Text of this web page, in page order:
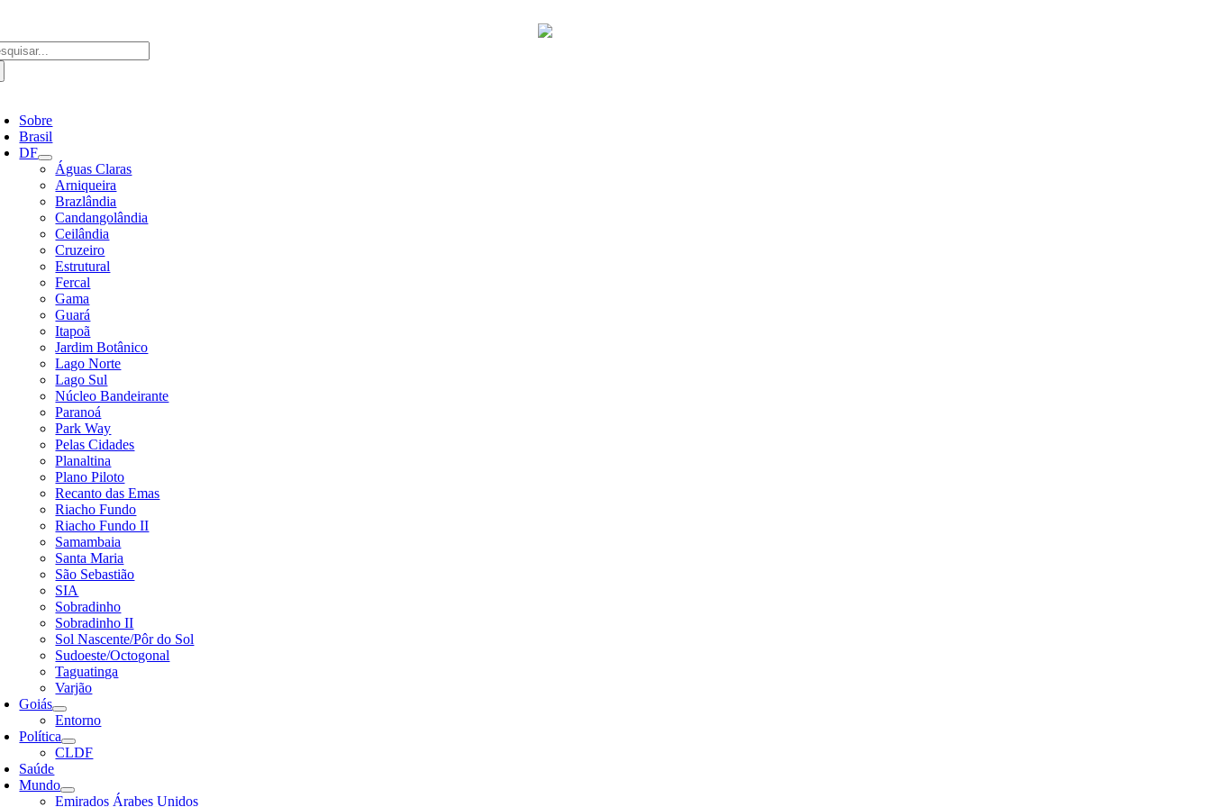
o
conteúdo
Sobre
Brasil
DF
Águas Claras
Arniqueira
Brazlândia
Candangolândia
Ceilândia
Cruzeiro
Estrutural
Fercal
Gama
Guará
Itapoã
Jardim Botânico
Lago Norte
Lago Sul
Núcleo Bandeirante
Paranoá
Park Way
Pelas Cidades
Planaltina
Plano Piloto
Recanto das Emas
Riacho Fundo
Riacho Fundo II
Samambaia
Santa Maria
São Sebastião
SIA
Sobradinho
Sobradinho II
Sol Nascente/Pôr do Sol
Sudoeste/Octogonal
Taguatinga
Varjão
Goiás
Entorno
Política
CLDF
Saúde
Mundo
Emirados Árabes Unidos